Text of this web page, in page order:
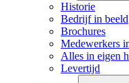
Historie
Bedrijf in beeld
Brochures
Medewerkers
Alles in eigen
Levertijd